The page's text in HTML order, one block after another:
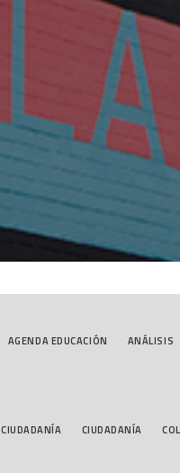
AGENDA EDUCACIÓN ANÁLISIS
CIUDADANÍA CIUDADANÍA